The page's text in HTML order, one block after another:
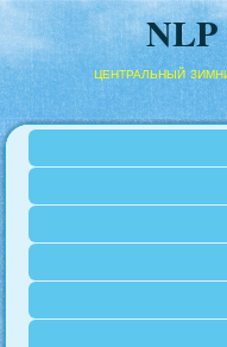
NLP
центральный